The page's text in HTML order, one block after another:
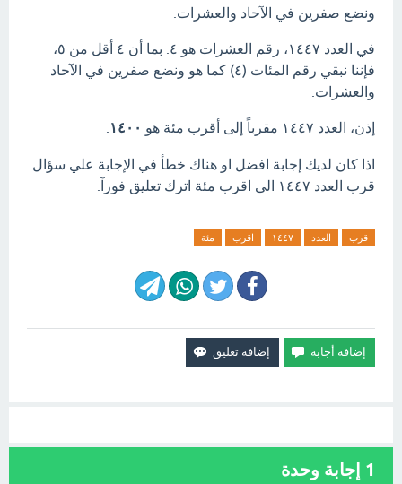
ونضع صفرين في الآحاد والعشرات.
في العدد ١٤٤٧، رقم العشرات هو ٤. بما أن ٤ أقل من ٥،
فإننا نبقي رقم المئات (٤) كما هو ونضع صفرين في الآحاد
والعشرات.
إذن، العدد ١٤٤٧ مقرباً إلى أقرب مئة هو ١٤٠٠
اذا كان لديك إجابة افضل او هناك خطأ في الإجابة علي سؤال
قرب العدد ١٤٤٧ الى اقرب مئة اترك تعليق فورآ.
قرب العدد ١٤٤٧ اقرب مئة
1 إجابة وحدة